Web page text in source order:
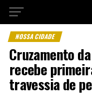
NOSSA CIDADE
Cruzamento
recebe
travessia de